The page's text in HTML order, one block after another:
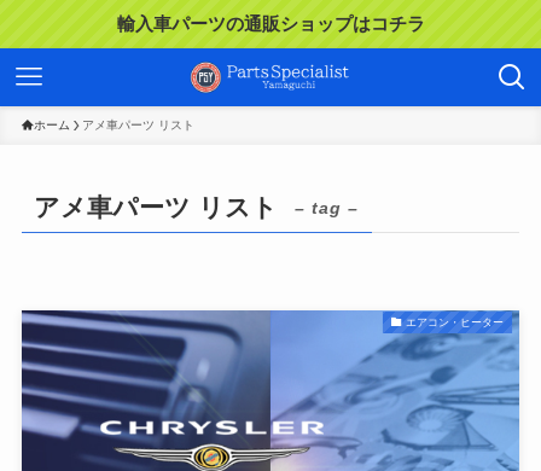
輸入車パーツの通販ショップはコチラ
ホーム アメ車パーツ リスト
アメ車パーツ リスト – tag –
エアコン・ヒーター